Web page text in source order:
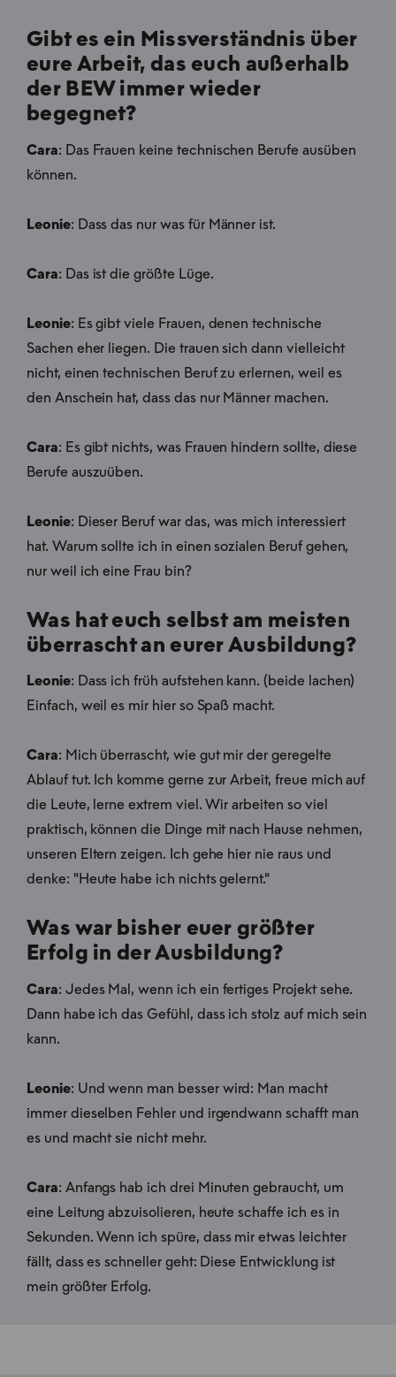
Gibt es ein Missverständnis über
eure Arbeit, das euch außerhalb
der BEW immer wieder
begegnet?
Cara: Das Frauen keine technischen Berufe ausüben
können.
Leonie: Dass das nur was für Männer ist.
Cara: Das ist die größte Lüge.
Leonie: Es gibt viele Frauen, denen technische
Sachen eher liegen. Die trauen sich dann vielleicht
nicht, einen technischen Beruf zu erlernen, weil es
den Anschein hat, dass das nur Männer machen.
Cara: Es gibt nichts, was Frauen hindern sollte, diese
Berufe auszuüben.
Leonie: Dieser Beruf war das, was mich interessiert
hat. Warum sollte ich in einen sozialen Beruf gehen,
nur weil ich eine Frau bin?
Was hat euch selbst am meisten
überrascht an eurer Ausbildung?
Leonie: Dass ich früh aufstehen kann. (beide lachen)
Einfach, weil es mir hier so Spaß macht.
Cara: Mich überrascht, wie gut mir der geregelte
Ablauf tut. Ich komme gerne zur Arbeit, freue mich auf
die Leute, lerne extrem viel. Wir arbeiten so viel
praktisch, können die Dinge mit nach Hause nehmen,
unseren Eltern zeigen. Ich gehe hier nie raus und
denke: "Heute habe ich nichts gelernt."
Was war bisher euer größter
Erfolg in der Ausbildung?
Cara: Jedes Mal, wenn ich ein fertiges Projekt sehe.
Dann habe ich das Gefühl, dass ich stolz auf mich sein
kann.
Leonie: Und wenn man besser wird: Man macht
immer dieselben Fehler und irgendwann schafft man
es und macht sie nicht mehr.
Cara: Anfangs hab ich drei Minuten gebraucht, um
eine Leitung abzuisolieren, heute schaffe ich es in
Sekunden. Wenn ich spüre, dass mir etwas leichter
fällt, dass es schneller geht: Diese Entwicklung ist
mein größter Erfolg.